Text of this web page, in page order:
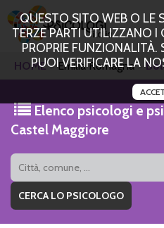
QUESTO SITO WEB O LE
TERZE PARTI UTILIZZANO I
PROPRIE FUNZIONALITÀ.
PUOI VERIFICARE LA
HOME Emilia Romagna
Elenco psicologi e
Castel Maggiore